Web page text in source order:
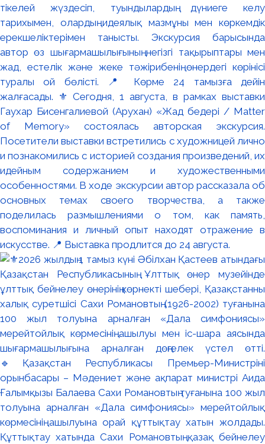
тікелей жүздесіп, туындылардың дүниеге келу
тарихымен, олардың идеялық мазмұны мен көркемдік
ерекшеліктерімен танысты. Экскурсия барысында
автор өз шығармашылығының негізгі тақырыптары мен
жад, естелік және жеке тәжірибенің өнердегі көрінісі
туралы ой бөлісті. 📍 Көрме 24 тамызға дейін
жалғасады. ⚜️ Сегодня, 1 августа, в рамках выставки
Гаухар Бисенгалиевой (Арухан) «Жад бедері / Matter
of Memory» состоялась авторская экскурсия.
Посетители выставки встретились с художницей лично
и познакомились с историей создания произведений, их
идейным содержанием и художественными
особенностями. В ходе экскурсии автор рассказала об
основных темах своего творчества, а также
поделилась размышлениями о том, как память,
воспоминания и личный опыт находят отражение в
искусстве. 📍 Выставка продлится до 24 августа.